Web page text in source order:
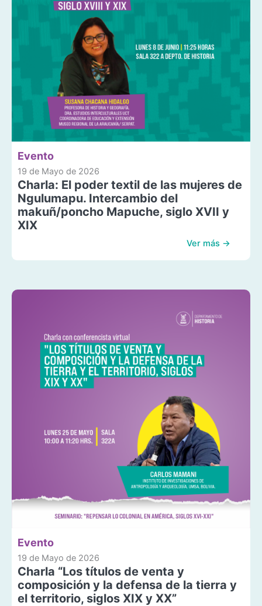
Evento
19 de Mayo de 2026
Charla: El poder textil de las mujeres de
Ngulumapu. Intercambio del
makuñ/poncho Mapuche, siglo XVII y
XIX
Ver más →
Evento
19 de Mayo de 2026
Charla “Los títulos de venta y
composición y la defensa de la tierra y
el territorio, siglos XIX y XX”